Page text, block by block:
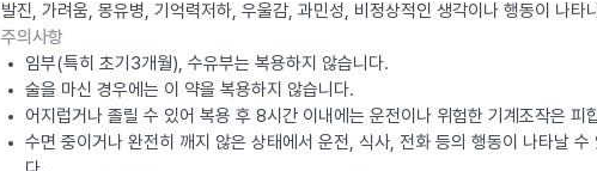
발진, 가려움, 몽유병, 기억력저하, 우울감, 과민성, 비정상적인 생각이나 행동이 나타
주의사항
임부(특히 초기3개월), 수유부는 복용하지 않습니다.
술을 마신 경우에는 이 약을 복용하지 않습니다.
어지럽거나 졸릴 수 있어 복용 후 8시간 이내에는 운전이나 위험한 기계조작은 피
수면 중이거나 완전히 깨지 않은 상태에서 운전, 식사, 전화 등의 행동이 나타날 수